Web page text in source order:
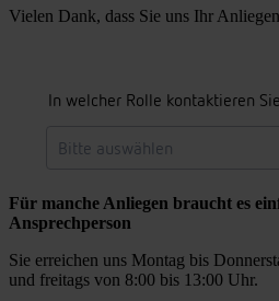
Vielen Dank, dass Sie uns Ihr
Für manche Anliegen braucht es
Ansprechperson
Sie erreichen uns Montag bis
und freitags von 8:00 bis 13:00 Uhr.